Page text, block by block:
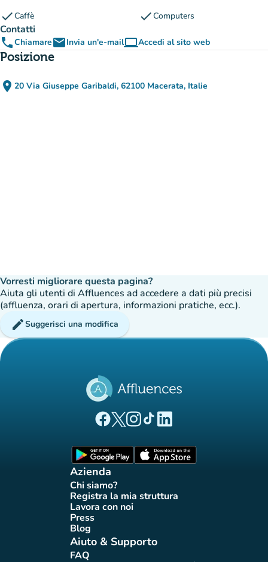
checkCaffè checkComputers
Contatti
phoneChiamareemailInvia un'e-mailcomputerAccedi al sito web
(nuova scheda)
Posizione
place 20 Via Giuseppe Garibaldi, 62100 Macerata, Italie
(apri in Google Maps)
(nuova scheda)
Vorresti migliorare questa pagina?
Aiuta gli utenti di Affluences ad accedere a dati più precisi
(affluenza, orari di apertura, informazioni pratiche, ecc.).
editSuggerisci una modifica
(nuova scheda)
(nuova scheda)
(nuova scheda)
(nuova scheda)
(nuova scheda)
Azienda
Chi siamo?(nuova scheda)
Registra la mia struttura
(nuova scheda)
Lavora con noi
(nuova scheda)
Press(nuova scheda)
Blog(nuova scheda)
Aiuto & Supporto
FAQ